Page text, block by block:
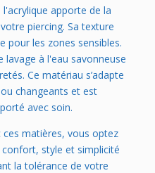
apporte de la
piercing. Sa texture
pour les zones sensibles.
lavage à l'eau savonneuse
Ce matériau s’adapte
changeants et est
avec soin.
ces matières, vous optez
style et simplicité
la tolérance de votre